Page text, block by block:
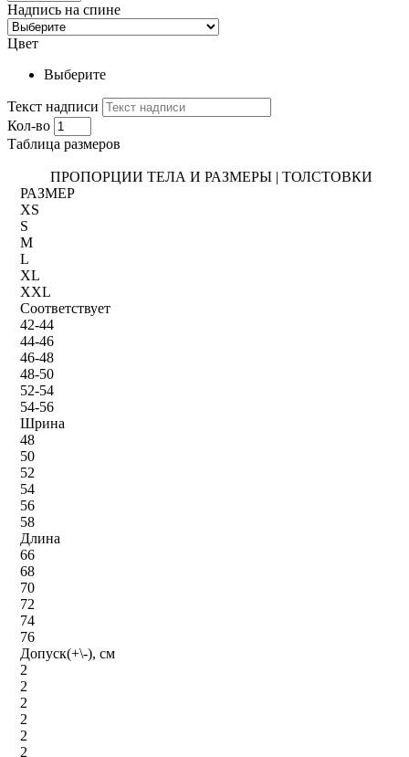
Надпись на спине
Цвет
Выберите
Текст надписи
Кол-во
Таблица размеров
ПРОПОРЦИИ ТЕЛА И РАЗМЕРЫ | ТОЛСТОВКИ
РАЗМЕР
XS
S
M
L
XL
XXL
Соответствует
42-44
44-46
46-48
48-50
52-54
54-56
Шрина
48
50
52
54
56
58
Длина
66
68
70
72
74
76
Допуск(+\-), см
2
2
2
2
2
2